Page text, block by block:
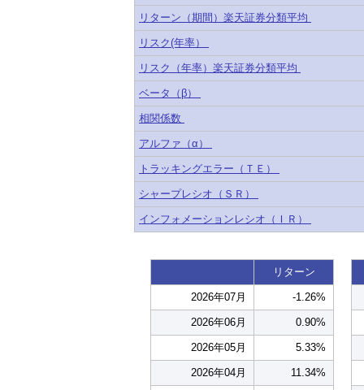
リターン（期間）楽天証券分類平均
リスク(年率）
リスク（年率）楽天証券分類平均
ベータ（β）
相関係数
アルファ（α）
トラッキングエラー（ＴＥ）
シャープレシオ（ＳＲ）
インフォメーションレシオ（ＩＲ）
リターン
2026年07月 -1.26%
2026年06月 0.90%
2026年05月 5.33%
2026年04月 11.34%